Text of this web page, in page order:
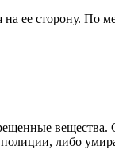
ее сторону. По
либо